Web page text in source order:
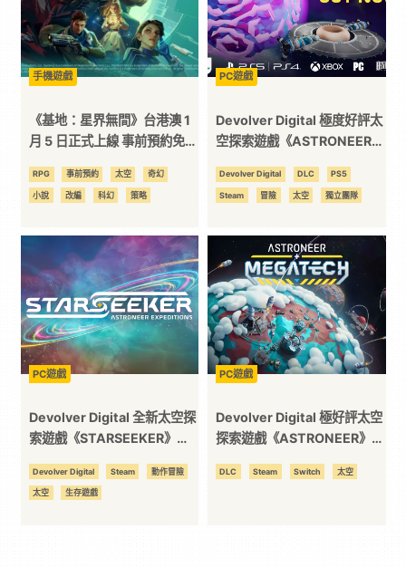
手機遊戲
《基地：星界無間》台港澳 1
月 5 日正式上線 事前預約免費
RPG 事前預約 太空 奇幻
小說 改編 科幻 策略
PC遊戲
Devolver Digital 極度好評太
空探索遊戲《ASTRONEER》
更新！
Devolver Digital DLC PS5
Steam 冒險 太空 獨立團隊
PC遊戲
Devolver Digital 全新太空探
索遊戲《STARSEEKER》
繁星
Devolver Digital Steam 動作冒險
太空 生存遊戲
PC遊戲
Devolver Digital 極好評太空
探索遊戲《ASTRONEER》將
DLC「Megatech」，建造極
DLC Steam Switch 太空